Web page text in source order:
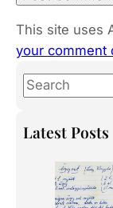
This site uses
your comment
S
a
Latest Posts